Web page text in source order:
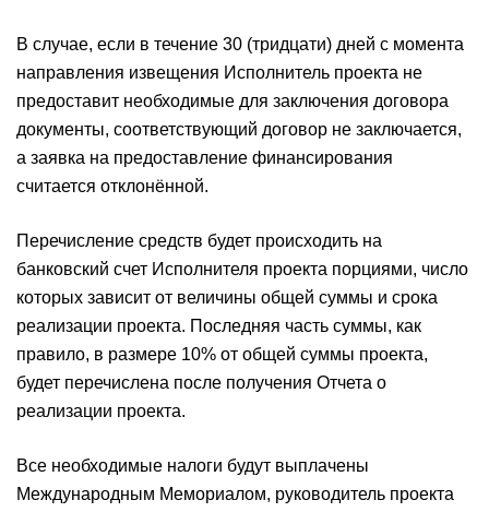
В случае, если в течение 30 (тридцати) дней с момента
направления извещения Исполнитель проекта не
предоставит необходимые для заключения договора
документы, соответствующий договор не заключается,
а заявка на предоставление финансирования
считается отклонённой.
Перечисление средств будет происходить на
банковский счет Исполнителя проекта порциями, число
которых зависит от величины общей суммы и срока
реализации проекта. Последняя часть суммы, как
правило, в размере 10% от общей суммы проекта,
будет перечислена после получения Отчета о
реализации проекта.
Все необходимые налоги будут выплачены
Международным Мемориалом, руководитель проекта